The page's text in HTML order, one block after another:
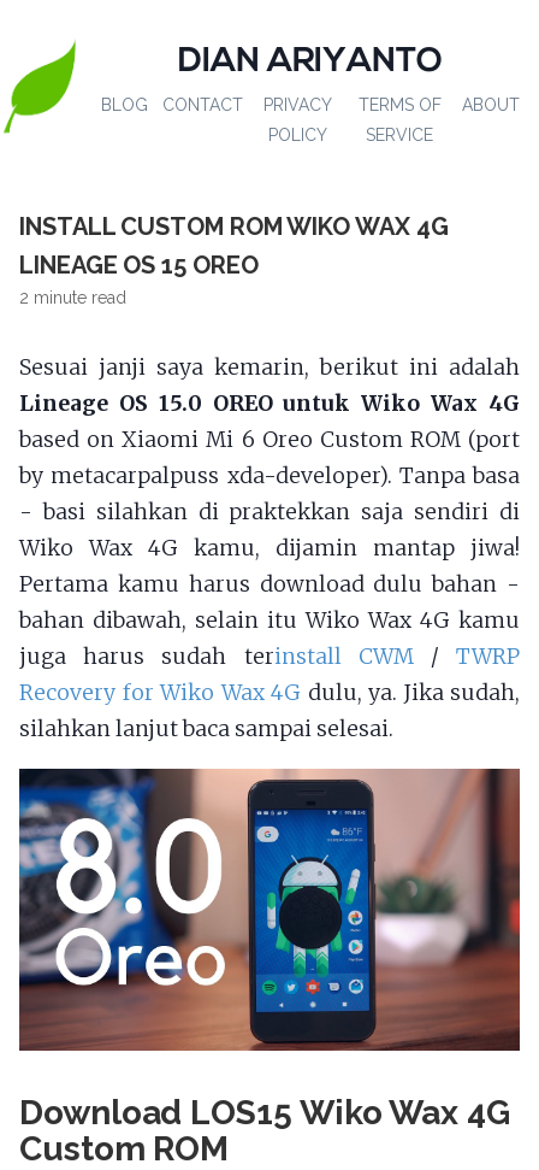
DIAN ARIYANTO
BLOG CONTACT
PRIVACY
POLICY
TERMS OF
SERVICE
ABOUT
INSTALL CUSTOM ROM WIKO WAX 4G
LINEAGE OS 15 OREO
2 minute read
Sesuai janji saya kemarin, berikut ini adalah
Lineage OS 15.0 OREO untuk Wiko Wax 4G
based on Xiaomi Mi 6 Oreo Custom ROM (port
by metacarpalpuss xda-developer). Tanpa basa
- basi silahkan di praktekkan saja sendiri di
Wiko Wax 4G kamu, dijamin mantap jiwa!
Pertama kamu harus download dulu bahan -
bahan dibawah, selain itu Wiko Wax 4G kamu
juga harus sudah terinstall CWM/TWRP
Recovery for Wiko Wax 4G dulu, ya. Jika sudah,
silahkan lanjut baca sampai selesai.
Download LOS15 Wiko Wax 4G
Custom ROM